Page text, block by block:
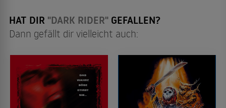
HAT DIR "DARK RIDER" GEFALLEN?
Dann gefällt dir vielleicht auch: